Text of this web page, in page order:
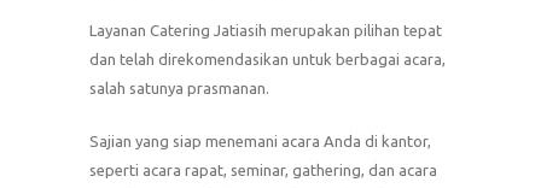
Layanan Catering Jatiasih merupakan pilihan tepat
dan telah direkomendasikan untuk berbagai acara,
salah satunya prasmanan.
Sajian yang siap menemani acara Anda di kantor,
seperti acara rapat, seminar, gathering, dan acara